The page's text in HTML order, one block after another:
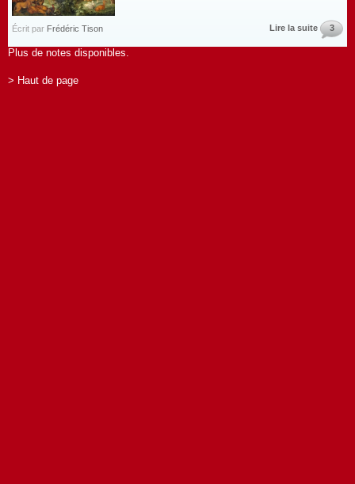
Écrit par Frédéric Tison Lire la suite 3
Plus de notes disponibles.
> Haut de page